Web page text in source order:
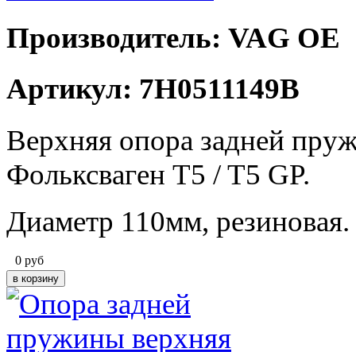
Производитель: VAG OE
Артикул: 7H0511149B
Верхняя опора задней
Фольксваген T5 / T5 GP.
Диаметр 110мм, резиновая.
0 руб